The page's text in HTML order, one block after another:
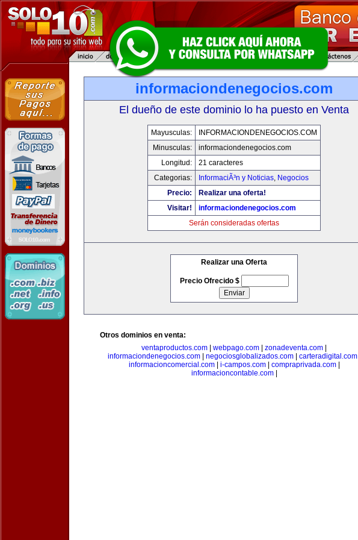
informaciondenegocios.com
El dueño de este dominio lo ha puesto en Venta
Mayusculas:
INFORMACIONDENEGOCIOS.COM
Minusculas:
informaciondenegocios.com
Longitud:
21 caracteres
Categorias:
InformaciÃ³n y Noticias, Negocios
Precio:
Realizar una oferta!
Visitar!
informaciondenegocios.com
Serán consideradas ofertas
Realizar una Oferta
Precio Ofrecido $
Otros dominios en venta:
ventaproductos.com
webpago.com zonadeventa.com
informaciondenegocios.com| negociosglobalizados.com| carteradigital.com|
informacioncomercial.com| i-campos.com| compraprivada.com|
informacioncontable.com|